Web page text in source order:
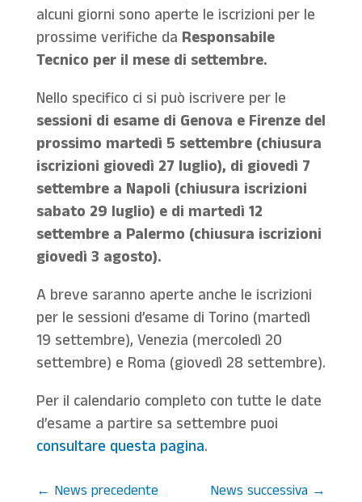
alcuni giorni sono aperte le iscrizioni per le
prossime verifiche da Responsabile
Tecnico per il mese di settembre.
Nello specifico ci si può iscrivere per le
sessioni di esame di Genova e Firenze del
prossimo martedì 5 settembre (chiusura
iscrizioni giovedì 27 luglio), di giovedì 7
settembre a Napoli (chiusura iscrizioni
sabato 29 luglio) e di martedì 12
settembre a Palermo (chiusura iscrizioni
giovedì 3 agosto).
A breve saranno aperte anche le iscrizioni
per le sessioni d’esame di Torino (martedì
19 settembre), Venezia (mercoledì 20
settembre) e Roma (giovedì 28 settembre).
Per il calendario completo con tutte le date
d’esame a partire sa settembre puoi
consultare questa pagina.
← News precedente News successiva →